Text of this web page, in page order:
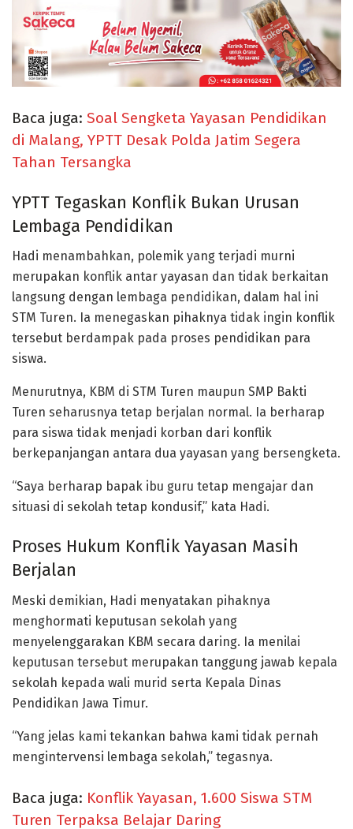
Baca juga: Soal Sengketa Yayasan Pendidikan
di Malang, YPTT Desak Polda Jatim Segera
Tahan Tersangka
YPTT Tegaskan Konflik Bukan Urusan
Lembaga Pendidikan
Hadi menambahkan, polemik yang terjadi murni
merupakan konflik antar yayasan dan tidak berkaitan
langsung dengan lembaga pendidikan, dalam hal ini
STM Turen. Ia menegaskan pihaknya tidak ingin konflik
tersebut berdampak pada proses pendidikan para
siswa.
Menurutnya, KBM di STM Turen maupun SMP Bakti
Turen seharusnya tetap berjalan normal. Ia berharap
para siswa tidak menjadi korban dari konflik
berkepanjangan antara dua yayasan yang bersengketa.
“Saya berharap bapak ibu guru tetap mengajar dan
situasi di sekolah tetap kondusif,” kata Hadi.
Proses Hukum Konflik Yayasan Masih
Berjalan
Meski demikian, Hadi menyatakan pihaknya
menghormati keputusan sekolah yang
menyelenggarakan KBM secara daring. Ia menilai
keputusan tersebut merupakan tanggung jawab kepala
sekolah kepada wali murid serta Kepala Dinas
Pendidikan Jawa Timur.
“Yang jelas kami tekankan bahwa kami tidak pernah
mengintervensi lembaga sekolah,” tegasnya.
Baca juga: Konflik Yayasan, 1.600 Siswa STM
Turen Terpaksa Belajar Daring